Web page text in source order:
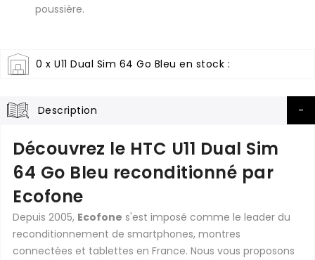
poussière.
0 x U11 Dual Sim 64 Go Bleu en stock :
Description
Découvrez le HTC U11 Dual Sim
64 Go Bleu reconditionné par
Ecofone
Depuis 2005, Ecofone s'est imposé comme le leader du
reconditionnement de smartphones, montres
connectées et tablettes en France. Nous vous proposons